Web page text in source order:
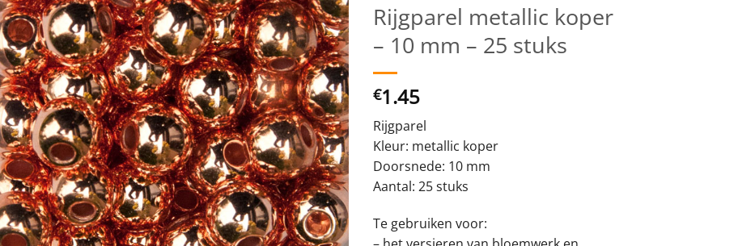
Toevoegen
aan
wenslijst
Rijgparel metallic koper
– 10 mm – 25 stuks
€1.45
Rijgparel
Kleur: metallic koper
Doorsnede: 10 mm
Aantal: 25 stuks
Te gebruiken voor: